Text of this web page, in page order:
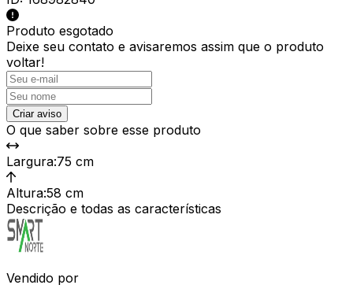
Produto esgotado
Deixe seu contato e avisaremos assim que o produto
voltar!
Criar aviso
O que saber sobre esse produto
Largura:75 cm
Altura:58 cm
Descrição e todas as características
Vendido por